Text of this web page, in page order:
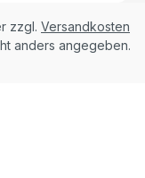
zzgl. Versandkosten
anders angegeben.